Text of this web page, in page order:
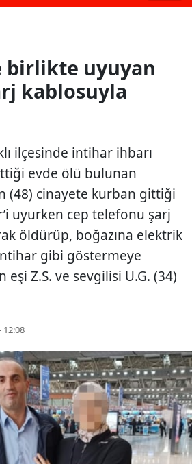
birlikte uyuyan
kablosuyla
ilçesinde intihar ihbarı
evde ölü bulunan
(48) cinayete kurban gittiği
uyurken cep telefonu şarj
öldürüp, boğazına elektrik
gibi göstermeye
eşi Z.S. ve sevgilisi U.G. (34)
12:08